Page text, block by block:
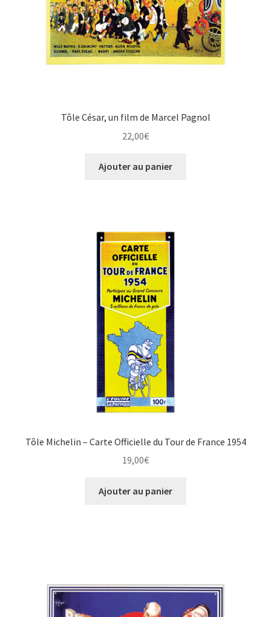
Tôle César, un film de Marcel Pagnol
22,00€
Ajouter au panier
Tôle Michelin – Carte Officielle du Tour de France 1954
19,00€
Ajouter au panier